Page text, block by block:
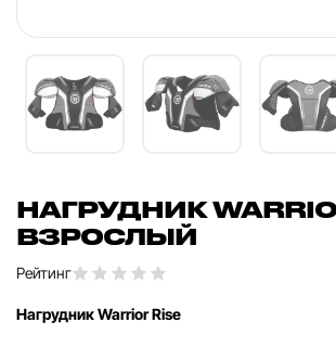
НАГРУДНИК
ВЗРОСЛЫЙ
Рейтинг
Нагрудник Warrior Rise